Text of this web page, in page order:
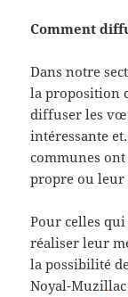
Comment
Dans notre
la proposition
diffuser les
intéressante
communes
propre ou leur
Pour celles
réaliser leur
la possibilité
Noyal-